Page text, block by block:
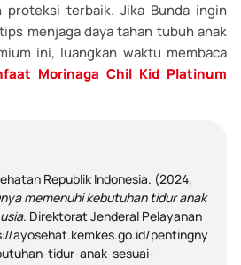
proteksi terbaik. Jika Bunda ingin
menjaga daya tahan tubuh anak
ini, luangkan waktu membaca
Morinaga Chil Kid Platinum
Republik Indonesia. (2024,
memenuhi kebutuhan tidur anak
. Direktorat Jenderal Pelayanan
ayosehat.kemkes.go.id/pentingny
tidur-anak-sesuai-